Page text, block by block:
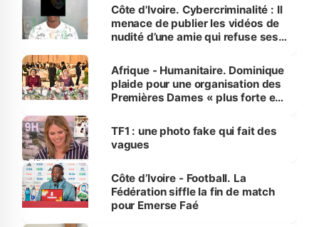
des Transports
Côte d'Ivoire. Cybercriminalité : Il
menace de publier les vidéos de
nudité d’une amie qui refuse ses
Afrique - Humanitaire. Dominique
plaide pour une organisation des
Premières Dames « plus forte et
sur la scène internationale »
TF1 : une photo fake qui fait des
vagues
Côte d’Ivoire - Football. La
Fédération siffle la fin de match
pour Emerse Faé